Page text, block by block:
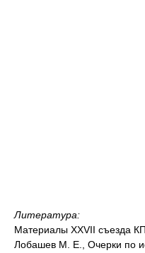
Литература:
Материалы XXVII съезда
Лобашев М. Е., Очерки по